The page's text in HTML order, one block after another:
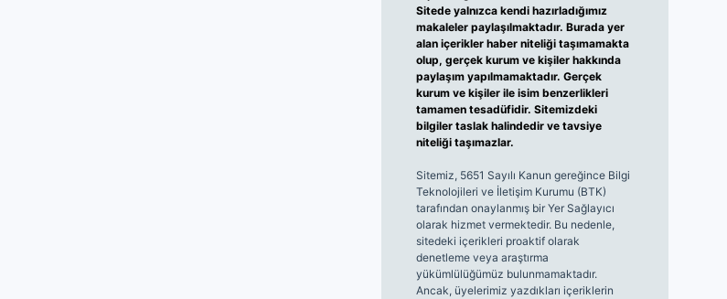
Sitede yalnızca kendi hazırladığımız
makaleler paylaşılmaktadır. Burada yer
alan içerikler haber niteliği taşımamakta
olup, gerçek kurum ve kişiler hakkında
paylaşım yapılmamaktadır. Gerçek
kurum ve kişiler ile isim benzerlikleri
tamamen tesadüfidir. Sitemizdeki
bilgiler taslak halindedir ve tavsiye
niteliği taşımazlar.
Sitemiz, 5651 Sayılı Kanun gereğince Bilgi
Teknolojileri ve İletişim Kurumu (BTK)
tarafından onaylanmış bir Yer Sağlayıcı
olarak hizmet vermektedir. Bu nedenle,
sitedeki içerikleri proaktif olarak
denetleme veya araştırma
yükümlülüğümüz bulunmamaktadır.
Ancak, üyelerimiz yazdıkları içeriklerin